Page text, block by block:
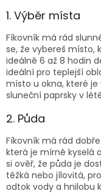
1. Výběr místa
Fíkovník má rád
se, že vybereš místo,
ideálně 6 až 8 hodin
ideální pro teplejší
místo u okna, které
sluneční paprsky v
2. Půda
Fíkovník má rád
která je mírně kyselá
si ověř, že půda je
těžká nebo jílovitá,
odtok vody a hnilobu